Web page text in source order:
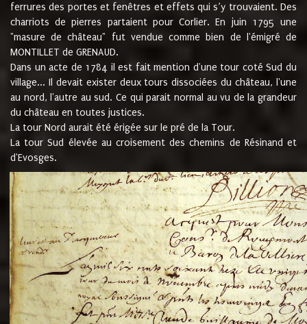
ferrures des portes et fenêtres et effets qui s’y trouvaient. Des
charriots de pierres partaient pour Corlier. En juin 1795 une
"masure de château" fut vendue comme bien de l'émigré de
MONTILLET de GRENAUD.
Dans un acte de 1784 il est fait mention d'une tour coté Sud du
village... Il devait exister deux tours dissociées du château, l'une
au nord, l'autre au sud. Ce qui parait normal au vu de la grandeur
du château en toutes justices.
La tour Nord aurait été érigée sur le pré de la Tour.
La tour Sud élevée au croisement des chemins de Résinand et
d'Evosges.